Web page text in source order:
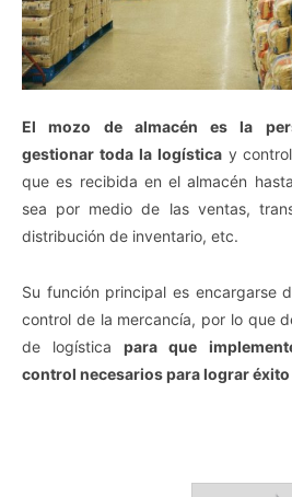
El mozo de almacén es la
gestionar toda la logísticay control
que es recibida en el almacén
sea por medio de las ventas,
distribución de inventario, etc.
Su función principal es encargarse
control de la mercancía, por lo que
de logísticapara que
control necesarios para lograr éxito